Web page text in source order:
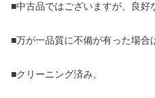
■中古品ではございますが、良好
■万が一品質に不備が有った場合
■クリーニング済み。